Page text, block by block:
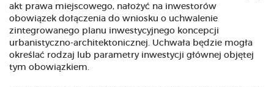
akt prawa miejscowego, nałożyć na inwestorów
obowiązek dołączenia do wniosku o uchwalenie
zintegrowanego planu inwestycyjnego koncepcji
urbanistyczno-architektonicznej. Uchwała będzie mogła
określać rodzaj lub parametry inwestycji głównej objętej
tym obowiązkiem.